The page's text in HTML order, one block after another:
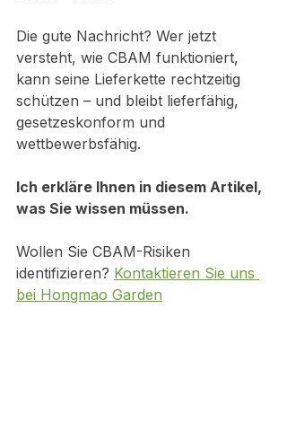
Die gute Nachricht? Wer jetzt
versteht, wie CBAM funktioniert,
kann seine Lieferkette rechtzeitig
schützen – und bleibt lieferfähig,
gesetzeskonform und
wettbewerbsfähig.
Ich erkläre Ihnen in diesem Artikel,
was Sie wissen müssen.
Wollen Sie CBAM-Risiken
identifizieren? Kontaktieren Sie uns
bei Hongmao Garden